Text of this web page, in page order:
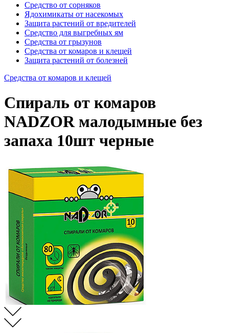
Средство от сорняков
Ядохимикаты от насекомых
Защита растений от вредителей
Средство для выгребных ям
Средства от грызунов
Средства от комаров и клещей
Защита растений от болезней
Средства от комаров и клещей
Спираль от комаров
NADZOR малодымные без
запаха 10шт черные